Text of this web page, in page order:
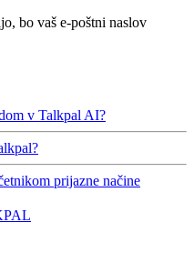
bo vaš e-poštni naslov
v Talkpal AI?
prijazne načine